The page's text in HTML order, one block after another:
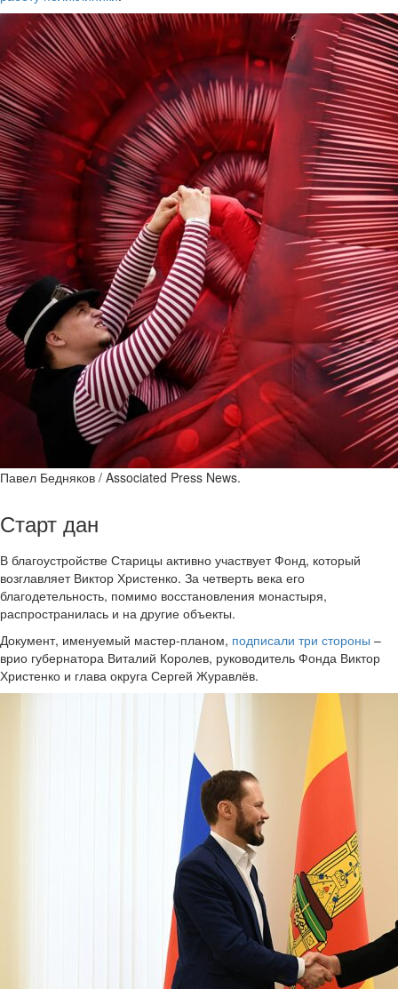
Павел Бедняков / Associated Press News.
Старт дан
В благоустройстве Старицы активно участвует Фонд, который
возглавляет Виктор Христенко. За четверть века его
благодетельность, помимо восстановления монастыря,
распространилась и на другие объекты.
Документ, именуемый мастер-планом, подписали три стороны –
врио губернатора Виталий Королев, руководитель Фонда Виктор
Христенко и глава округа Сергей Журавлёв.